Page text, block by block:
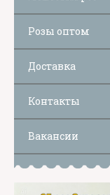
Розы оптом
Доставка
Контакты
Вакансии